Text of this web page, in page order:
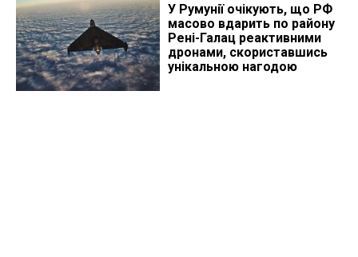
У Румунії очікують, що РФ
масово вдарить по району
Рені-Галац реактивними
дронами, скориставшись
унікальною нагодою